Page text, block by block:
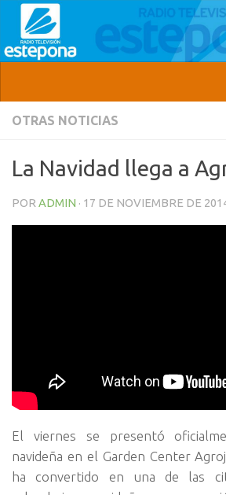
OTRAS NOTICIAS
La Navidad llega a
POR ADMIN · 17 DE NOVIEMBRE DE
El viernes se presentó
navideña en el Garden Center
ha convertido en una de las